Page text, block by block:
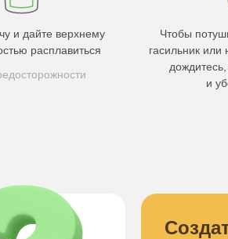
и дайте верхнему
расплавиться
Чтобы
гасильник или
дождитесь,
и